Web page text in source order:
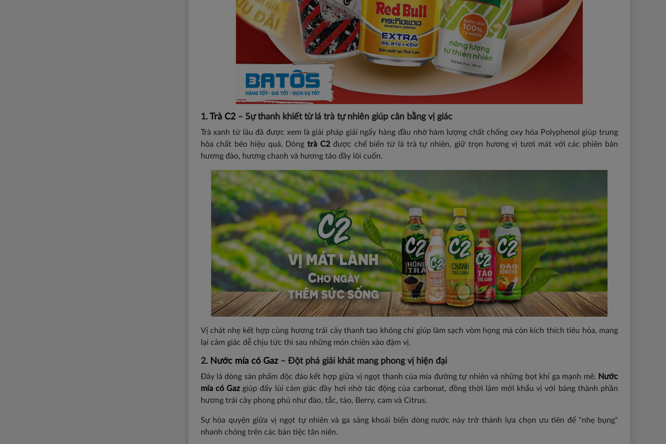
1. Trà C2– Sự thanh khiết từ lá trà tự nhiên giúp cân bằng vị giác
Trà xanh từ lâu đã được xem là giải pháp giải ngấy hàng đầu nhờ hàm lượng chất chống oxy hóa Polyphenol giúp trung
hòa chất béo hiệu quả. Dòngtrà C2được chế biến từ lá trà tự nhiên, giữ trọn hương vị tươi mát với các phiên bản
hương đào, hương chanh và hương táo đầy lôi cuốn.
Vị chát nhẹ kết hợp cùng hương trái cây thanh tao không chỉ giúp làm sạch vòm họng mà còn kích thích tiêu hóa, mang
lại cảm giác dễ chịu tức thì sau những món chiên xào đậm vị.
2. Nước mía có Gaz– Đột phá giải khát mang phong vị hiện đại
Đây là dòng sản phẩm độc đáo kết hợp giữa vị ngọt thanh của mía đường tự nhiên và những bọt khí ga mạnh mẽ. Nước
mía có Gazgiúp đẩy lùi cảm giác đầy hơi nhờ tác động của carbonat, đồng thời làm mới khẩu vị với bảng thành phần
hương trái cây phong phú như đào, tắc, táo, Berry, cam và Citrus.
Sự hòa quyện giữa vị ngọt tự nhiên và ga sảng khoái biến dòng nước này trở thành lựa chọn ưu tiên để "nhẹ bụng"
nhanh chóng trên các bàn tiệc tân niên.